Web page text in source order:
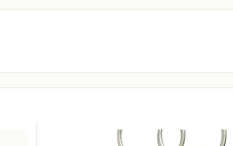
Записан только 14 сектор